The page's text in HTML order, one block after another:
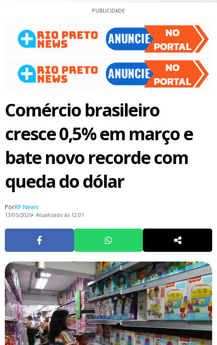
PUBLICIDADE
Comércio brasileiro
cresce 0,5% em março e
bate novo recorde com
queda do dólar
PorRP News
13/05/2026 Atualizado às 12:01